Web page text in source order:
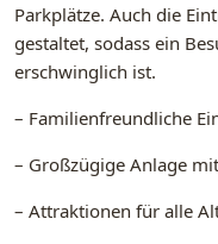
Parkplätze. Auch die
gestaltet, sodass ein
erschwinglich ist.
– Familienfreundliche
– Großzügige Anlage
– Attraktionen für alle